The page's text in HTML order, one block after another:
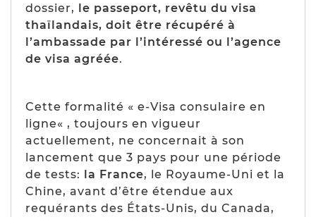
dossier, le passeport, revêtu du visa
thaïlandais, doit être récupéré à
l’ambassade par l’intéressé ou l’agence
de visa agréée.
Cette formalité « e-Visa consulaire en
ligne« , toujours en vigueur
actuellement, ne concernait à son
lancement que 3 pays pour une période
de tests: la France, le Royaume-Uni et la
Chine, avant d’être étendue aux
requérants des États-Unis, du Canada,